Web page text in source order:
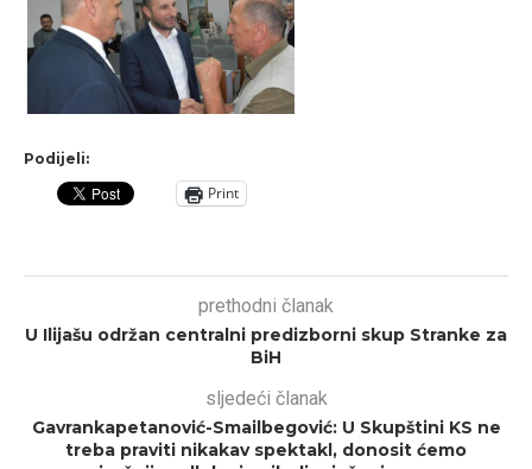
Podijeli:
Print
prethodni članak
U Ilijašu održan centralni predizborni skup Stranke za
BiH
sljedeći članak
Gavrankapetanović-Smailbegović: U Skupštini KS ne
treba praviti nikakav spektakl, donosit ćemo